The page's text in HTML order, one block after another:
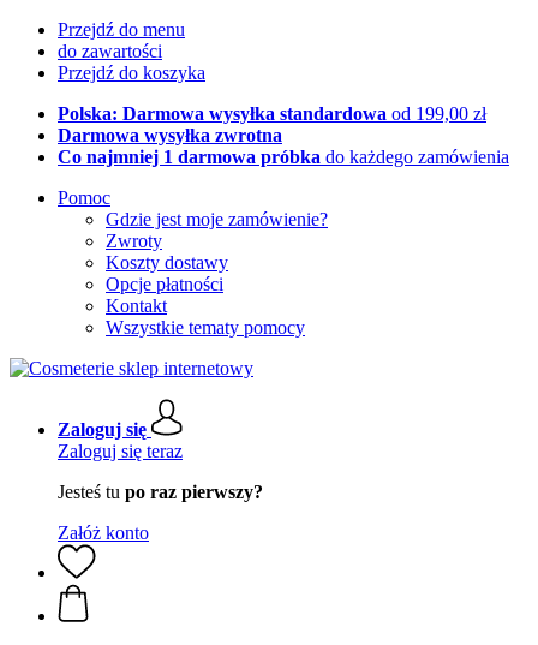
Przejdź do menu
do zawartości
Przejdź do koszyka
Polska: Darmowa wysyłka standardowa od 199,00 zł
Darmowa wysyłka zwrotna
Co najmniej 1 darmowa próbka do każdego zamówienia
Pomoc
Gdzie jest moje zamówienie?
Zwroty
Koszty dostawy
Opcje płatności
Kontakt
Wszystkie tematy pomocy
Zaloguj się
Zaloguj się teraz
Jesteś tu po raz pierwszy?
Załóż konto